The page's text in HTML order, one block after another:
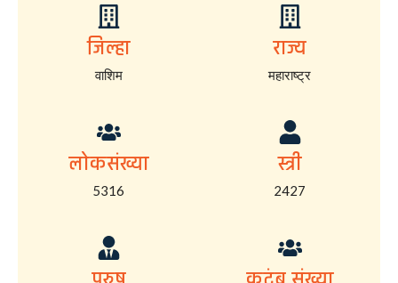
जिल्हा
वाशिम
राज्य
महाराष्ट्र
लोकसंख्या
5316
स्त्री
2427